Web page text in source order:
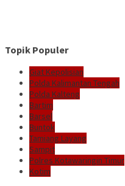
Topik Populer
Giat Kepolisian
Polda Kalimantan Tengah
Polda Kalteng
Bartim
Barsel
Buntok
Tamiang Layang
Sampit
Polres Kotawaringin Timur
Kotim